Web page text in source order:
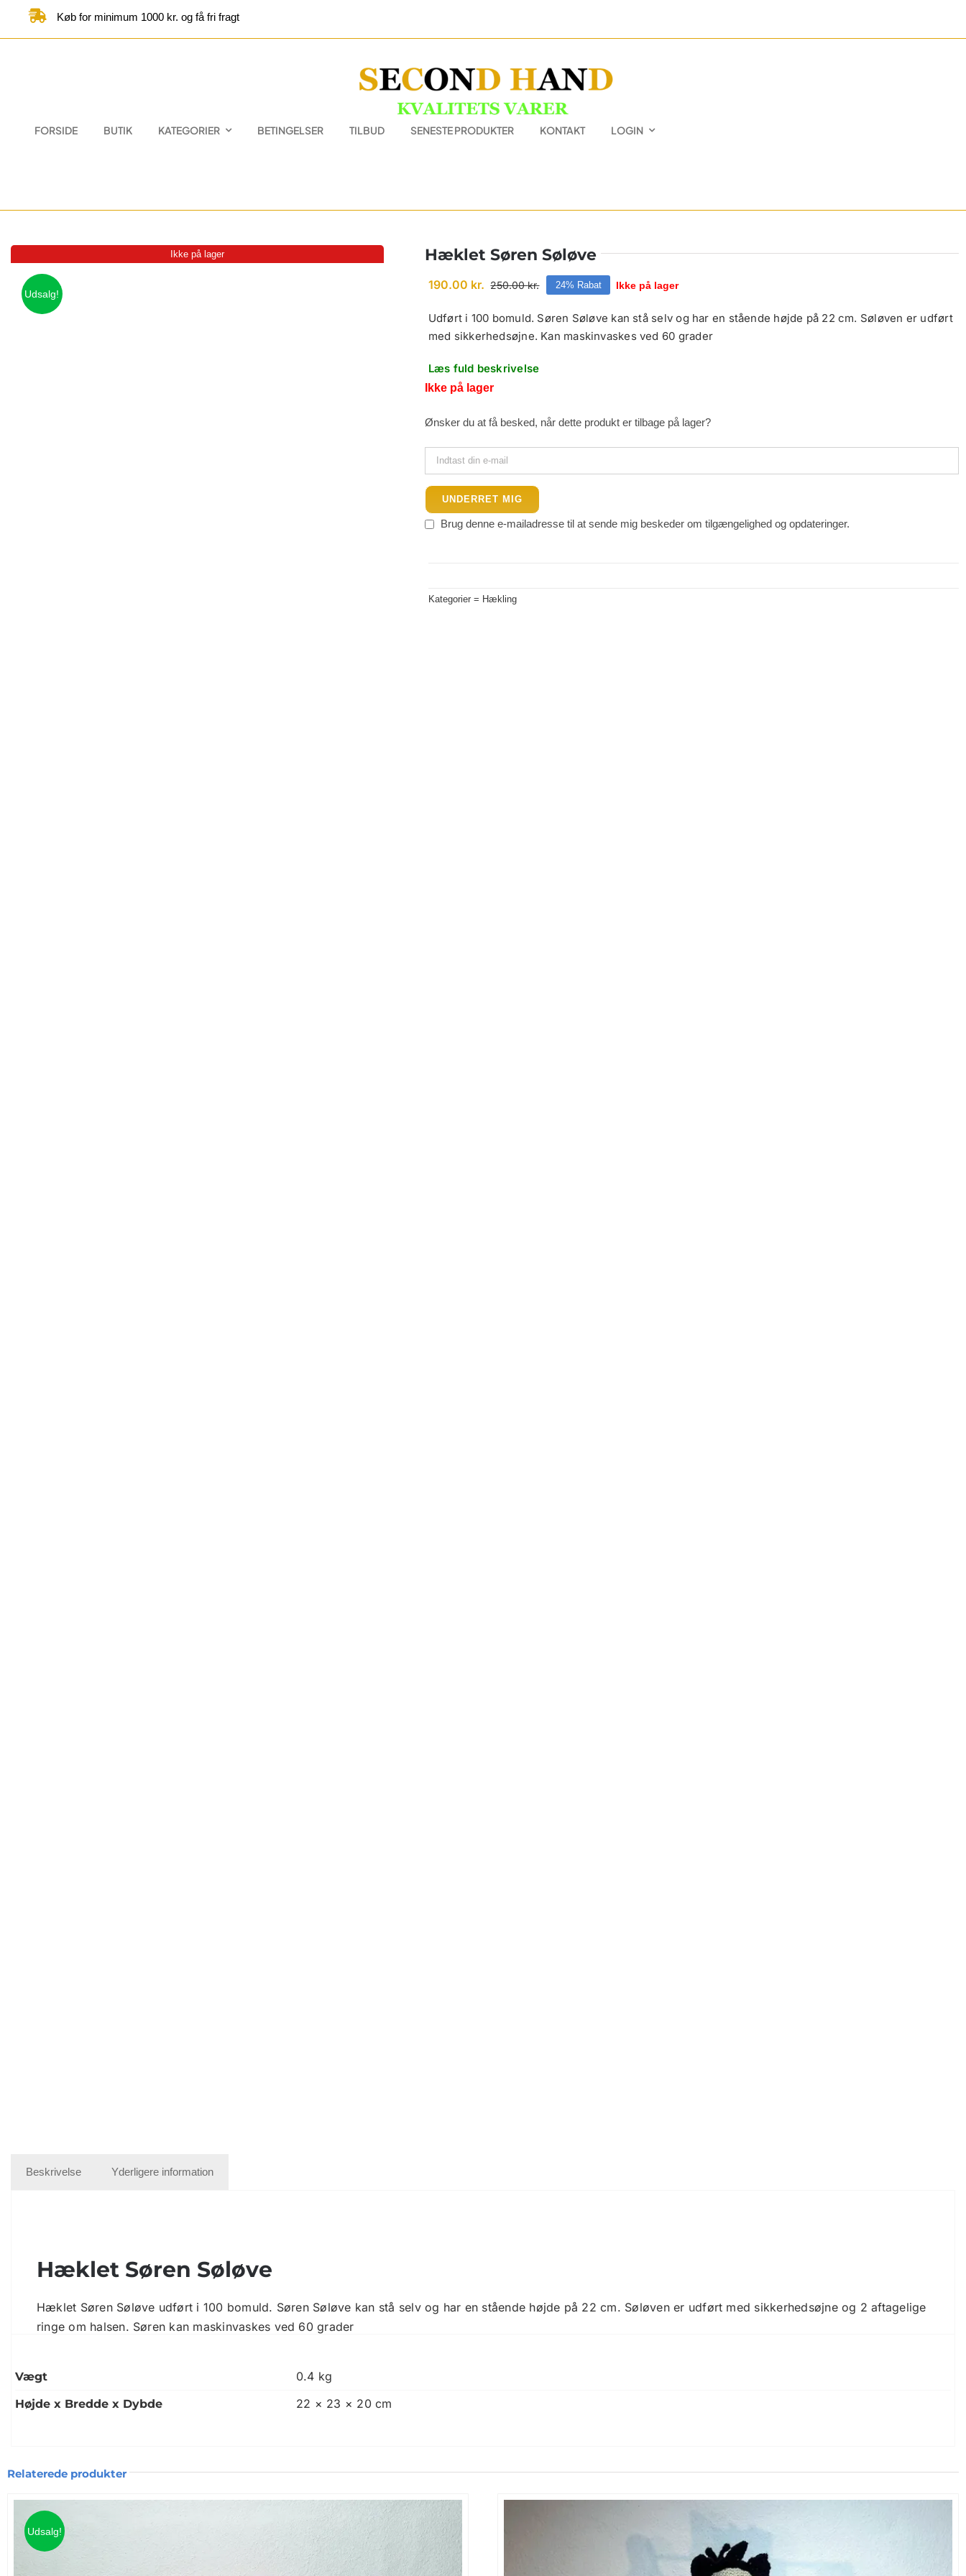
Køb for minimum 1000 kr. og få fri fragt
FORSIDE BUTIK KATEGORIER BETINGELSER TILBUD SENESTE PRODUKTER KONTAKT LOGIN
Ikke på lager
Udsalg!
Hæklet Søren Søløve
250.00kr.Den
pris
var:
250.00 kr..
190.00 kr.
Den
pris
er:
190.00 kr..
24% Rabat Ikke på lager
Udført i 100 bomuld. Søren Søløve kan stå selv og har en stående højde på 22 cm. Søløven er udført
med sikkerhedsøjne. Kan maskinvaskes ved 60 grader
Læs fuld beskrivelse
Ikke på lager
Ønsker du at få besked, når dette produkt er tilbage på lager?
UNDERRET MIG
Brug denne e-mailadresse til at sende mig beskeder om tilgængelighed og opdateringer.
Kategorier = Hækling
Beskrivelse Yderligere information
Hæklet Søren Søløve
Hæklet Søren Søløve udført i 100 bomuld. Søren Søløve kan stå selv og har en stående højde på 22 cm. Søløven er udført med sikkerhedsøjne og 2 aftagelige
ringe om halsen. Søren kan maskinvaskes ved 60 grader
Vægt 0.4 kg
Højde x Bredde x Dybde 22 × 23 × 20 cm
Relaterede produkter
Udsalg!